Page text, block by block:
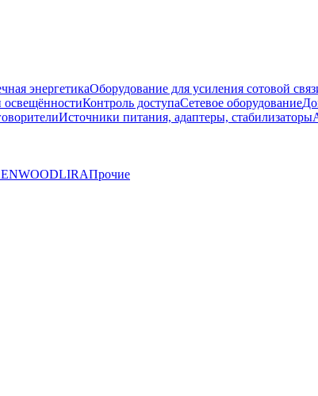
энергетикаОборудование для усиления сотовой
Контроль доступаСетевое оборудование
Источники питания, адаптеры, стабилизаторы
LIRAПрочие